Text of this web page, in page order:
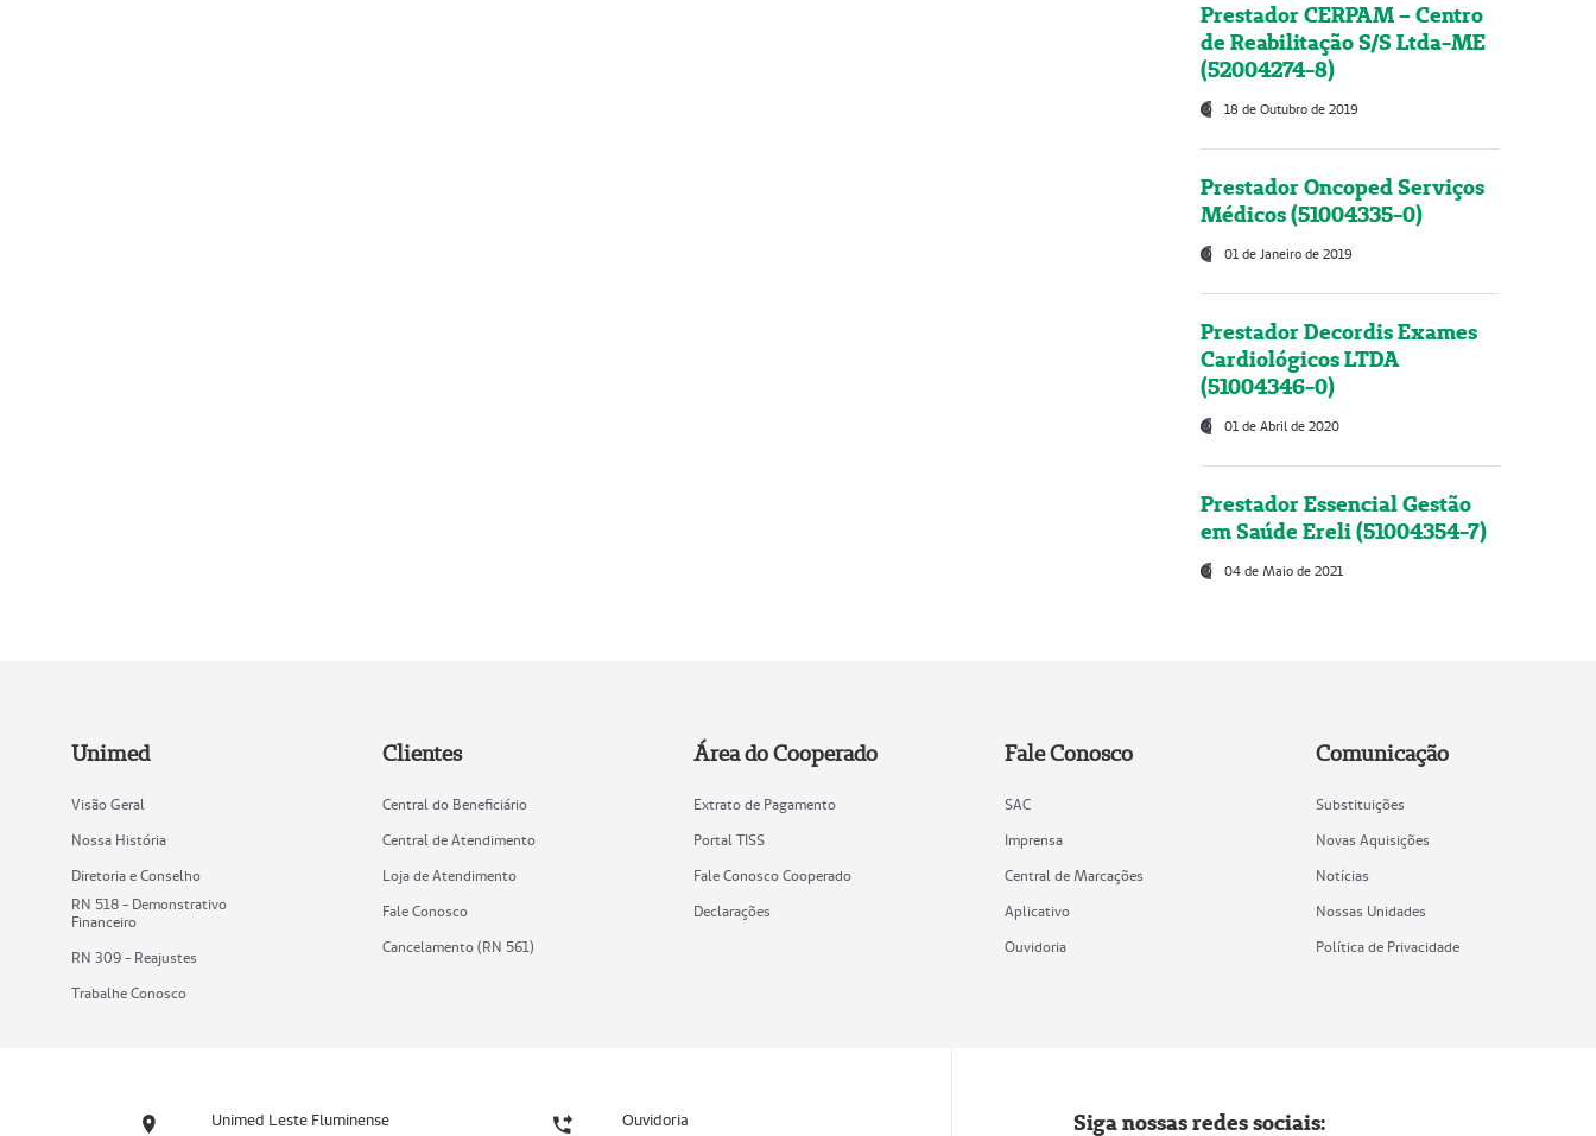
Prestador CERPAM – Centro
de Reabilitação S/S Ltda-ME
(52004274-8)
18 de Outubro de 2019
Prestador Oncoped Serviços
Médicos (51004335-0)
01 de Janeiro de 2019
Prestador Decordis Exames
Cardiológicos LTDA
(51004346-0)
01 de Abril de 2020
Prestador Essencial Gestão
em Saúde Ereli (51004354-7)
04 de Maio de 2021
Unimed
Visão Geral
Nossa História
Diretoria e Conselho
RN 518 - Demonstrativo
Financeiro
RN 309 - Reajustes
Trabalhe Conosco
Clientes
Central do Beneficiário
Central de Atendimento
Loja de Atendimento
Fale Conosco
Cancelamento (RN 561)
Área do Cooperado
Extrato de Pagamento
Portal TISS
Fale Conosco Cooperado
Declarações
Fale Conosco
SAC
Imprensa
Central de Marcações
Aplicativo
Ouvidoria
Comunicação
Substituições
Novas Aquisições
Notícias
Nossas Unidades
Política de Privacidade
Unimed Leste Fluminense Ouvidoria Siga nossas redes sociais: